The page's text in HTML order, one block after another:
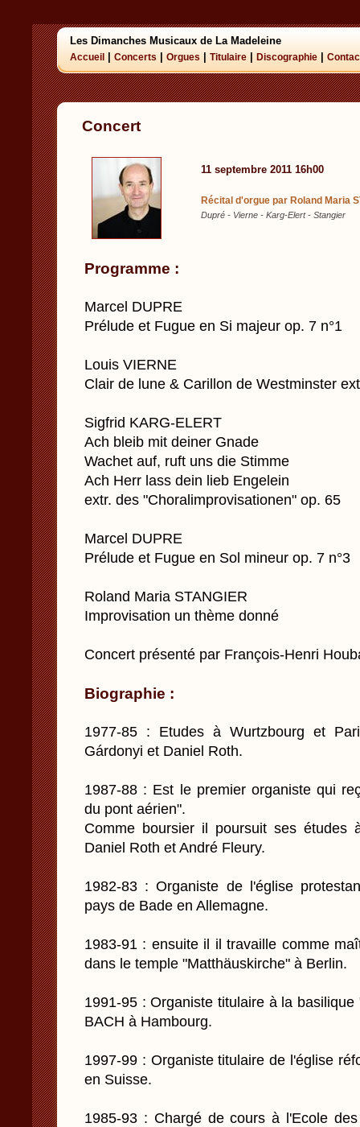
Les Dimanches Musicaux de La Madeleine
Accueil Concerts Orgues Titulaire Discographie
Concert
11 septembre 2011 16h00
Récital d'orgue par Roland Maria
Dupré - Vierne - Karg-Elert - Stangier
Programme :
Marcel DUPRE
Prélude et Fugue en Si majeur op. 7 n°1
Louis VIERNE
Clair de lune & Carillon de Westminster
Sigfrid KARG-ELERT
Ach bleib mit deiner Gnade
Wachet auf, ruft uns die Stimme
Ach Herr lass dein lieb Engelein
extr. des "Choralimprovisationen" op. 65
Marcel DUPRE
Prélude et Fugue en Sol mineur op. 7 n°3
Roland Maria STANGIER
Improvisation un thème donné
Concert présenté par François-Henri
Biographie :
1977-85 : Etudes à Wurtzbourg et
Gárdonyi et Daniel Roth.
1987-88 : Est le premier organiste qui
du pont aérien".
Comme boursier il poursuit ses études
Daniel Roth et André Fleury.
1982-83 : Organiste de l'église
pays de Bade en Allemagne.
1983-91 : ensuite il il travaille comme
dans le temple "Matthäuskirche" à Berlin.
1991-95 : Organiste titulaire à la
BACH à Hambourg.
1997-99 : Organiste titulaire de l'église
en Suisse.
1985-93 : Chargé de cours à l'Ecole